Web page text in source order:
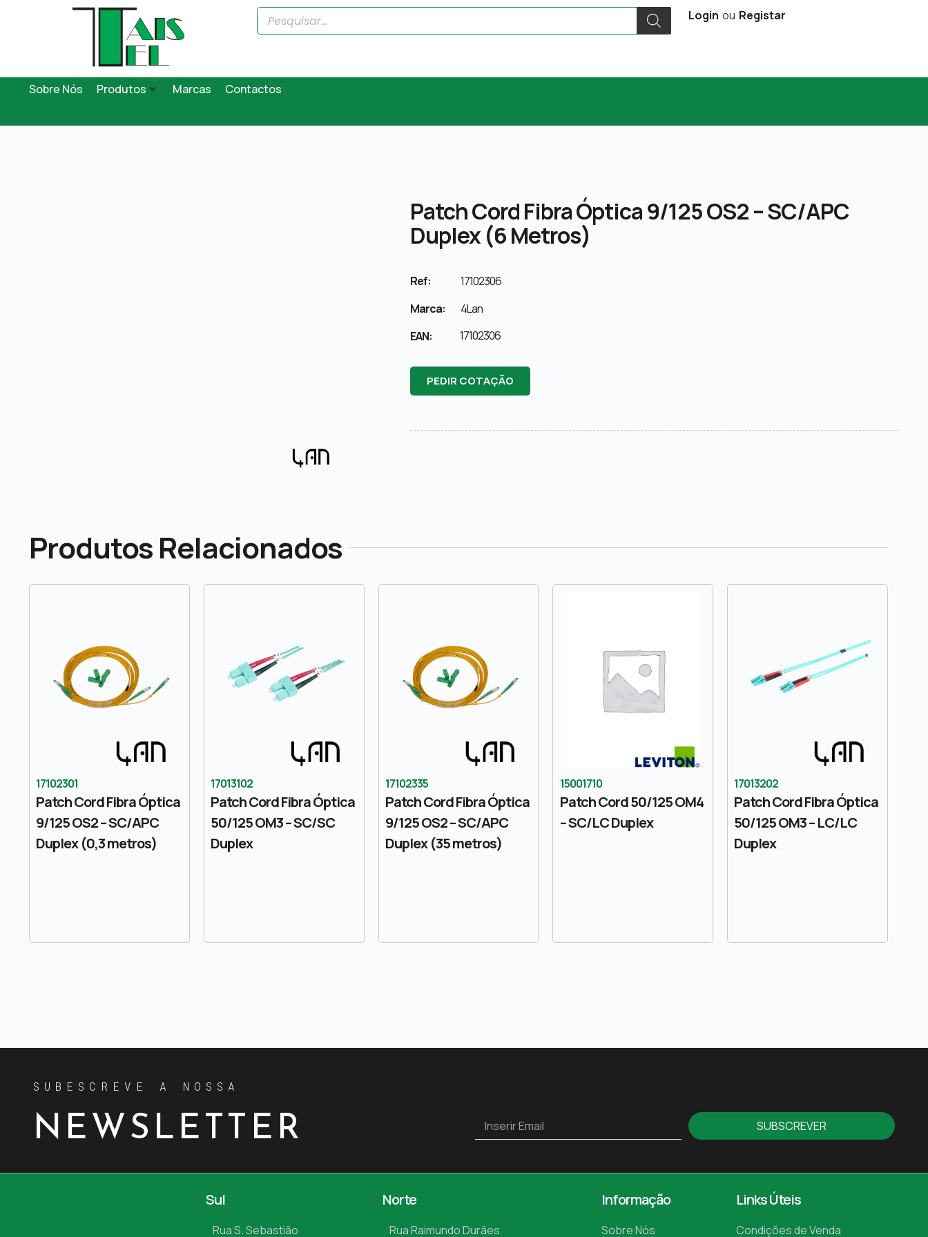
Login ou Registar
Sobre Nós Produtos Marcas Contactos
Patch Cord Fibra Óptica 9/125 OS2 – SC/APC
Duplex (6 Metros)
Ref:
17102306
Marca:
4Lan
EAN:
17102306
PEDIR COTAÇÃO
Produtos Relacionados
17102301
Patch Cord Fibra Óptica
9/125 OS2 – SC/APC
Duplex (0,3 metros)
17013102
Patch Cord Fibra Óptica
50/125 OM3 – SC/SC
Duplex
17102335
Patch Cord Fibra Óptica
9/125 OS2 – SC/APC
Duplex (35 metros)
15001710
Patch Cord 50/125 OM4
– SC/LC Duplex
17013202
Patch Cord Fibra Óptica
50/125 OM3 – LC/LC
Duplex
SUBESCREVE A NOSSA
NEWSLETTER SUBSCREVER
Sul
Rua S. Sebastião
Norte
Rua Raimundo Durães
Informação
Sobre Nós
Links Úteis
Condições de Venda